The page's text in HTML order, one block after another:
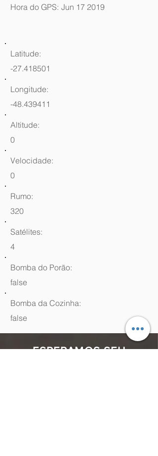
Hora do GPS: Jun 17 2019
Latitude:
-27.418501
Longitude:
-48.439411
Altitude:
0
Velocidade:
0
Rumo:
320
Satélites:
4
Bomba do Porão:
false
Bomba da Cozinha:
false
ESPERAMOS SEU